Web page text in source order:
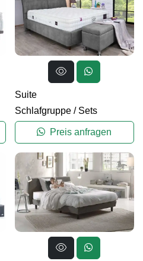
Suite
Schlafgruppe/ Sets
Preis anfragen